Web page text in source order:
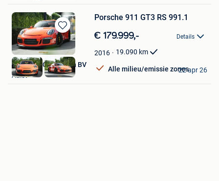
Bewaren
in
Mijn
Favorieten
Porsche 911 GT3 RS 991.1
€ 179.999,- Details
2016 19.090 km
Alle milieu/emissie zones
Exclusive Car Design BV
Aalst
22 apr 26